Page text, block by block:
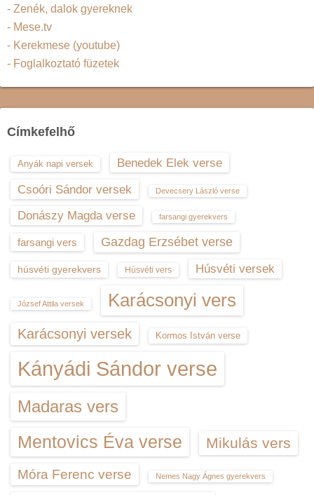
- Zenék, dalok gyereknek
- Mese.tv
- Kerekmese (youtube)
- Foglalkoztató füzetek
Címkefelhő
Anyák napi versek
Benedek Elek verse
Csoóri Sándor versek
Devecsery László verse
Donászy Magda verse farsangi gyerekvers
farsangi vers Gazdag Erzsébet verse
húsvéti gyerekvers Húsvéti vers Húsvéti versek
József Attila versek Karácsonyi vers
Karácsonyi versek Kormos István verse
Kányádi Sándor verse
Madaras vers
Mentovics Éva verse Mikulás vers
Móra Ferenc verse Nemes Nagy Ágnes gyerekvers